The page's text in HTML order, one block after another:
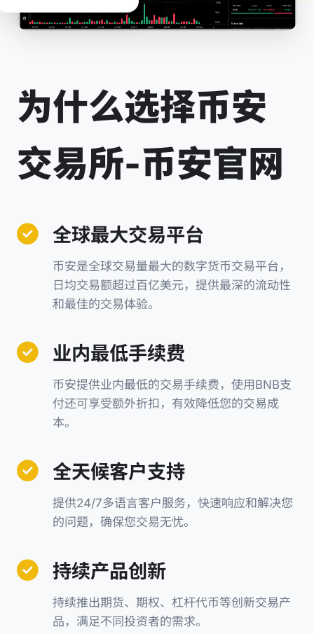
为什么选择币安
交易所-币安官网
全球最大交易平台
币安是全球交易量最大的数字货币交易平台，
日均交易额超过百亿美元，提供最深的流动性
和最佳的交易体验。
业内最低手续费
币安提供业内最低的交易手续费，使用BNB支
付还可享受额外折扣，有效降低您的交易成
本。
全天候客户支持
提供24/7多语言客户服务，快速响应和解决您
的问题，确保您交易无忧。
持续产品创新
持续推出期货、期权、杠杆代币等创新交易产
品，满足不同投资者的需求。